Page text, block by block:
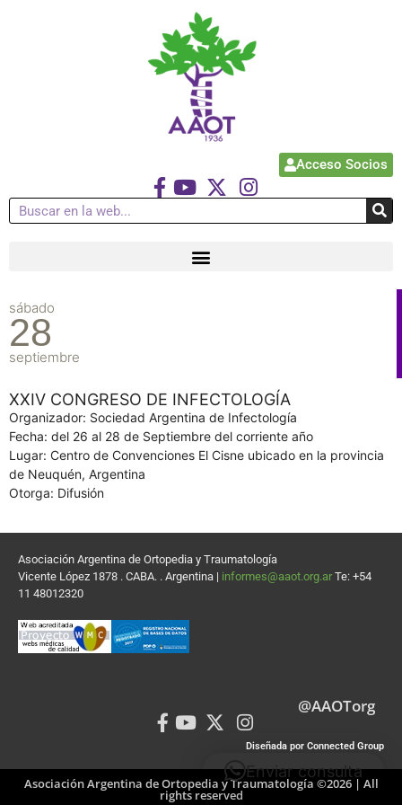
Acceso Socios
sábado
28
septiembre
XXIV CONGRESO DE INFECTOLOGÍA
Organizador: Sociedad Argentina de Infectología
Fecha: del 26 al 28 de Septiembre del corriente año
Lugar: Centro de Convenciones El Cisne ubicado en la provincia
de Neuquén, Argentina
Otorga: Difusión
Asociación Argentina de Ortopedia y Traumatología
Vicente López 1878 . CABA. . Argentina | informes@aaot.org.ar Te: +54
11 48012320
@AAOTorg
Diseñada por Connected Group
Asociación Argentina de Ortopedia y Traumatología ©2026 | All
rights reserved
Enviar consulta